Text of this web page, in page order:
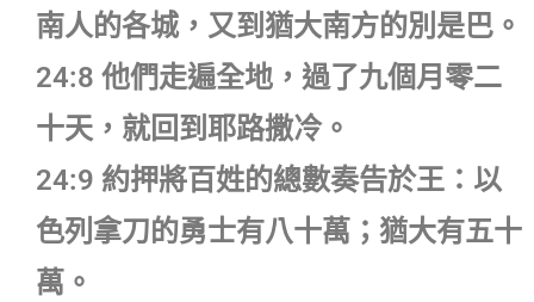
南人的各城，又到猶大南方的別是巴。
24:8 他們走遍全地，過了九個月零二
十天，就回到耶路撒冷。
24:9 約押將百姓的總數奏告於王：以
色列拿刀的勇士有八十萬；猶大有五十
萬。